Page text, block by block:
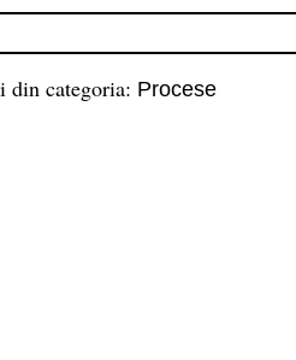
din categoria: Procese